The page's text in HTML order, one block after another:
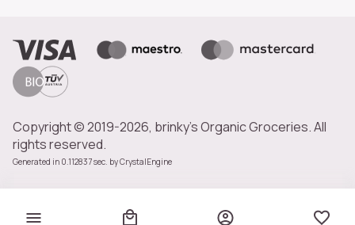
Copyright © 2019-2026, brinky's Organic Groceries. All
rights reserved.
Generated in 0.112837 sec. byCrystalEngine